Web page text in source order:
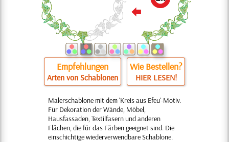
Empfehlungen
Arten von Schablonen
Wie Bestellen?
HIER LESEN!
Malerschablone mit dem 'Kreis aus Efeu'-Motiv.
Für Dekoration der Wände, Möbel,
Hausfassaden, Textilfasern und anderen
Flächen, die für das Färben geeignet sind. Die
einschichtige wiederverwendbare Schablone.